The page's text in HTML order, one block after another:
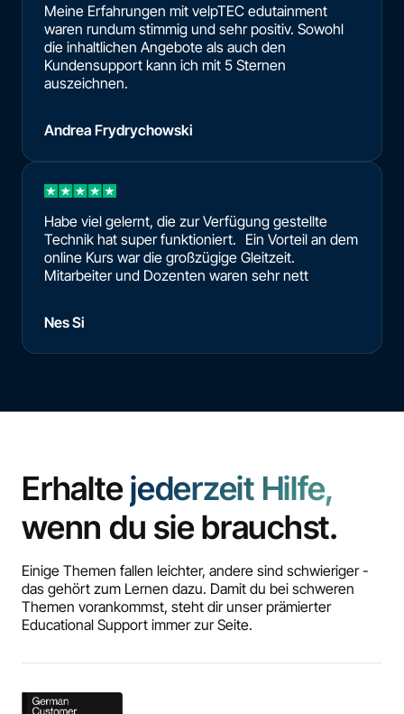
Meine Erfahrungen mit velpTEC edutainment
waren rundum stimmig und sehr positiv. Sowohl
die inhaltlichen Angebote als auch den
Kundensupport kann ich mit 5 Sternen
auszeichnen.
Andrea Frydrychowski
Habe viel gelernt, die zur Verfügung gestellte
Technik hat super funktioniert. Ein Vorteil an dem
online Kurs war die großzügige Gleitzeit.
Mitarbeiter und Dozenten waren sehr nett
Nes Si
Erhaltejederzeit Hilfe,
wenn du sie brauchst.
Einige Themen fallen leichter, andere sind schwieriger -
das gehört zum Lernen dazu. Damit du bei schweren
Themen vorankommst, steht dir unser prämierter
Educational Support immer zur Seite.